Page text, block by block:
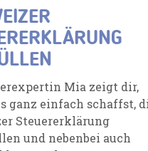
Mia zeigt dir,
ganz einfach schaffst,
Steuererklärung
und nebenbei auch